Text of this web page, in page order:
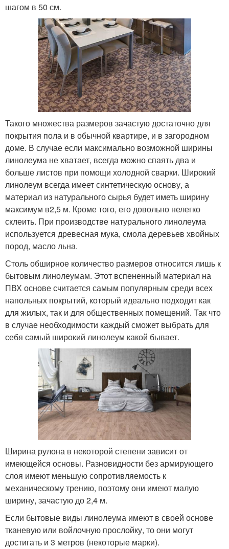
шагом в 50 см.
Такого множества размеров зачастую достаточно для
покрытия пола и в обычной квартире, и в загородном
доме. В случае если максимально возможной ширины
линолеума не хватает, всегда можно спаять два и
больше листов при помощи холодной сварки. Широкий
линолеум всегда имеет синтетическую основу, а
материал из натурального сырья будет иметь ширину
максимум в2,5 м. Кроме того, его довольно нелегко
склеить. При производстве натурального линолеума
используется древесная мука, смола деревьев хвойных
пород, масло льна.
Столь обширное количество размеров относится лишь к
бытовым линолеумам. Этот вспененный материал на
ПВХ основе считается самым популярным среди всех
напольных покрытий, который идеально подходит как
для жилых, так и для общественных помещений. Так что
в случае необходимости каждый сможет выбрать для
себя самый широкий линолеум какой бывает.
Ширина рулона в некоторой степени зависит от
имеющейся основы. Разновидности без армирующего
слоя имеют меньшую сопротивляемость к
механическому трению, поэтому они имеют малую
ширину, зачастую до 2,4 м.
Если бытовые виды линолеума имеют в своей основе
тканевую или войлочную прослойку, то они могут
достигать и 3 метров (некоторые марки).